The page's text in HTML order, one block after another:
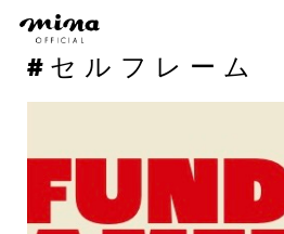
セルフレーム